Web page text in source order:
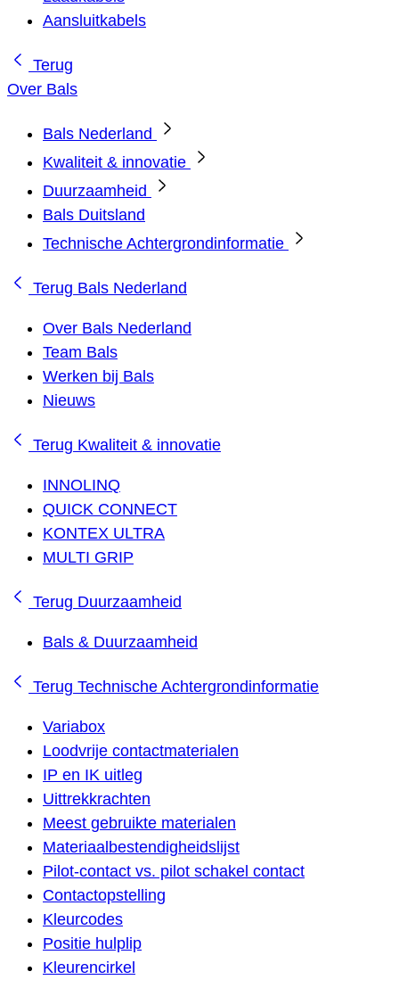
Aansluitkabels
Terug
Over Bals
Bals Nederland
Kwaliteit & innovatie
Duurzaamheid
Bals Duitsland
Technische Achtergrondinformatie
Terug Bals Nederland
Over Bals Nederland
Team Bals
Werken bij Bals
Nieuws
Terug Kwaliteit & innovatie
INNOLINQ
QUICK CONNECT
KONTEX ULTRA
MULTI GRIP
Terug Duurzaamheid
Bals & Duurzaamheid
Terug Technische Achtergrondinformatie
Variabox
Loodvrije contactmaterialen
IP en IK uitleg
Uittrekkrachten
Meest gebruikte materialen
Materiaalbestendigheidslijst
Pilot-contact vs. pilot schakel contact
Contactopstelling
Kleurcodes
Positie hulplip
Kleurencirkel